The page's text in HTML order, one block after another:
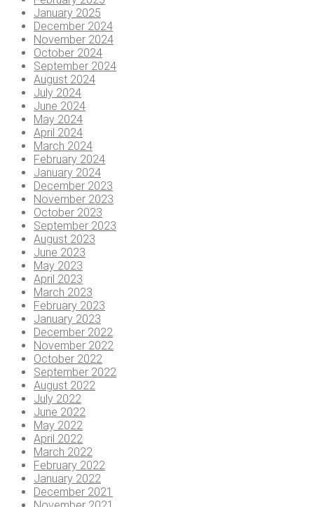
January 2025
December 2024
November 2024
October 2024
September 2024
August 2024
July 2024
June 2024
May 2024
April 2024
March 2024
February 2024
January 2024
December 2023
November 2023
October 2023
September 2023
August 2023
June 2023
May 2023
April 2023
March 2023
February 2023
January 2023
December 2022
November 2022
October 2022
September 2022
August 2022
July 2022
June 2022
May 2022
April 2022
March 2022
February 2022
January 2022
December 2021